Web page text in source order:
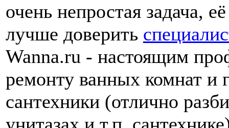
очень непростая задача,
лучше доверить
Wanna.ru - настоящим
ремонту ванных комнат и
сантехники (отлично